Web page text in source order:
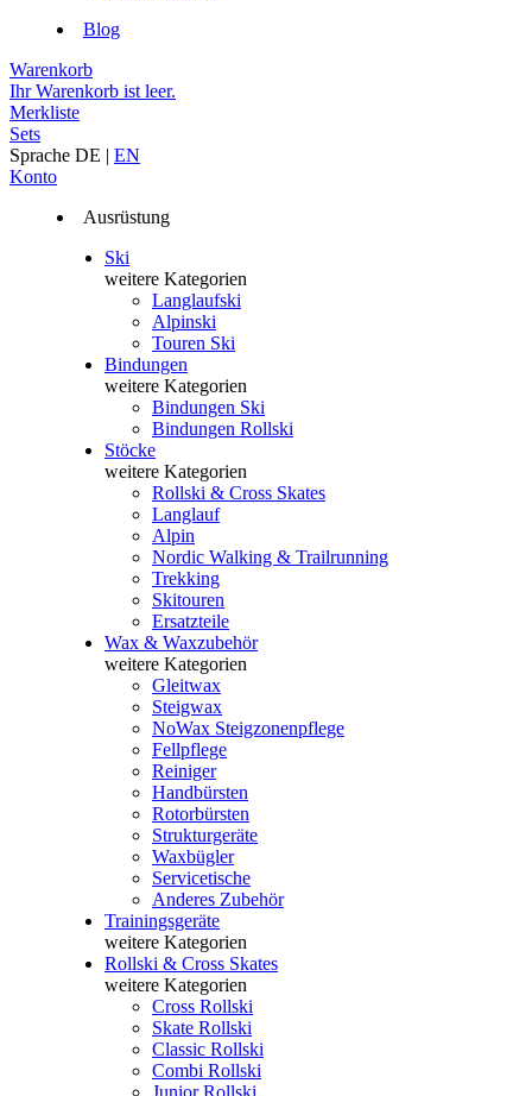
Blog
Warenkorb
Ihr Warenkorb ist leer.
Merkliste
Sets
Sprache DE | EN
Konto
Ausrüstung
Ski
weitere Kategorien
Langlaufski
Alpinski
Touren Ski
Bindungen
weitere Kategorien
Bindungen Ski
Bindungen Rollski
Stöcke
weitere Kategorien
Rollski & Cross Skates
Langlauf
Alpin
Nordic Walking & Trailrunning
Trekking
Skitouren
Ersatzteile
Wax & Waxzubehör
weitere Kategorien
Gleitwax
Steigwax
NoWax Steigzonenpflege
Fellpflege
Reiniger
Handbürsten
Rotorbürsten
Strukturgeräte
Waxbügler
Servicetische
Anderes Zubehör
Trainingsgeräte
weitere Kategorien
Rollski & Cross Skates
weitere Kategorien
Cross Rollski
Skate Rollski
Classic Rollski
Combi Rollski
Junior Rollski